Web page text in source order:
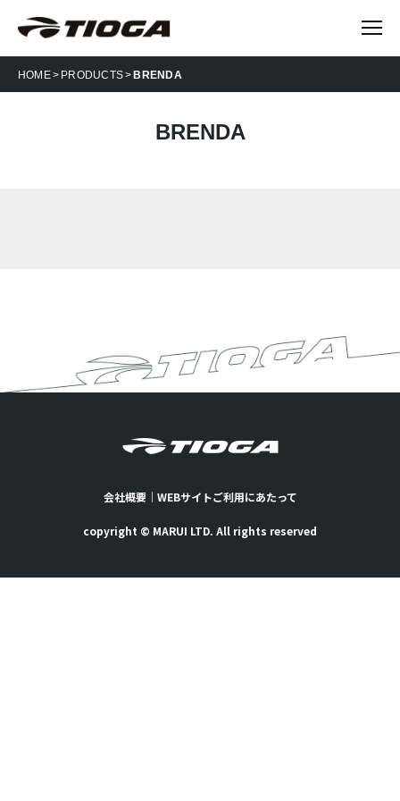
HOME PRODUCTS BRENDA
BRENDA
会社概要｜ WEBサイトご利用にあたって
copyright © MARUI LTD. All rights reserved